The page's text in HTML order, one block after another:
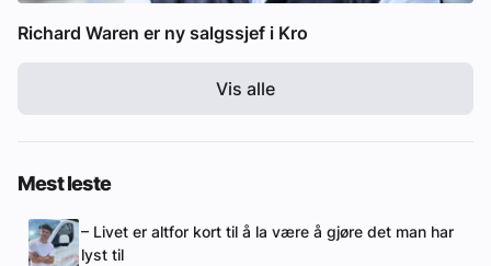
Richard Waren er ny salgssjef i Kro
Vis alle
Mest leste
– Livet er altfor kort til å la være å gjøre det man har
lyst til